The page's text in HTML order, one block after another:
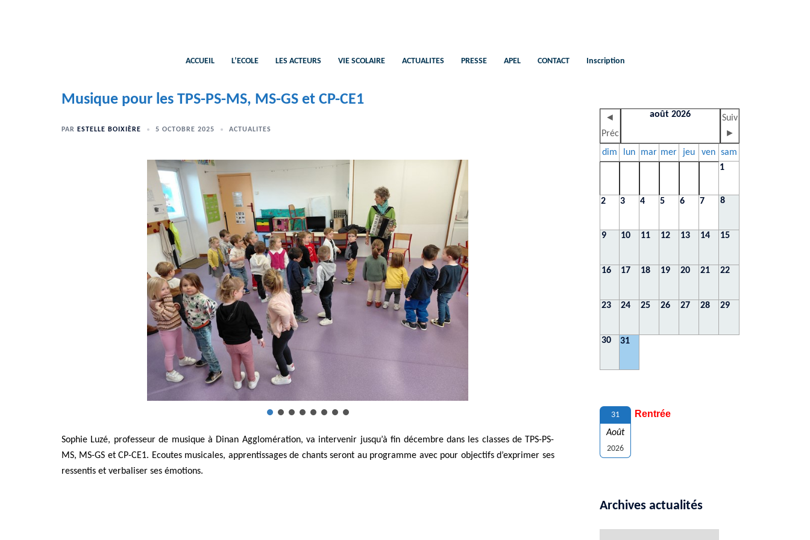
ACCUEIL L’ECOLE LES ACTEURS VIE SCOLAIRE ACTUALITES PRESSE APEL CONTACT Inscription
Musique pour les TPS-PS-MS, MS-GS et CP-CE1
PAR ESTELLE BOIXIÈRE 5 OCTOBRE 2025 ACTUALITES
Sophie Luzé, professeur de musique à Dinan Agglomération, va intervenir jusqu’à fin décembre dans les classes de TPS-PS-
MS, MS-GS et CP-CE1. Ecoutes musicales, apprentissages de chants seront au programme avec pour objectifs d’exprimer ses
ressentis et verbaliser ses émotions.
◄
Préc
août 2026
Suiv
►
dim
lun mar mer jeu ven sam
1
2 3 4 5 6 7 8
9 10 11 12 13 14 15
16 17 18 19 20 21 22
23 24 25 26 27 28 29
30 31
31
Août
2026
Rentrée
Archives actualités